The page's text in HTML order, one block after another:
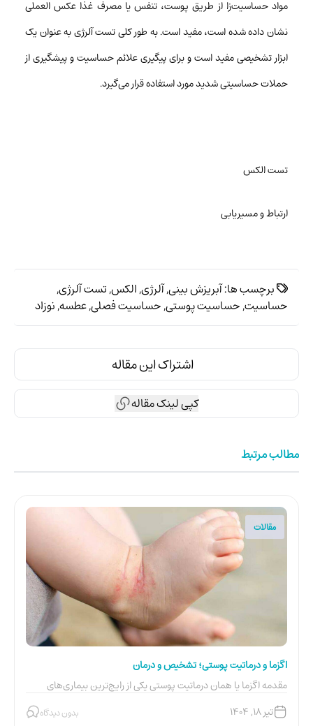
مواد حساسیت‌زا از طریق پوست، تنفس یا مصرف غذا عکس العملی
نشان داده شده است، مفید است. به طور کلی تست آلرژی به عنوان یک
ابزار تشخیصی مفید است و برای پیگیری علائم حساسیت و پیشگیری از
حملات حساسیتی شدید مورد استفاده قرار می‌گیرد.
تست الکس
ارتباط و مسیریابی
برچسب ها:آبریزش بینی,آلرژی,الکس,تست آلرژی,
حساسیت,حساسیت پوستی,حساسیت فصلی,عطسه,نوزاد
اشتراک این مقاله
کپی لینک مقاله
مطالب مرتبط
مقالات
اگزما و درماتیت پوستی؛ تشخیص و درمان
مقدمه اگزما یا همان درماتیت پوستی یکی از رایج‌ترین بیماری‌های
تیر ۱۸, ۱۴۰۴ بدون دیدگاه